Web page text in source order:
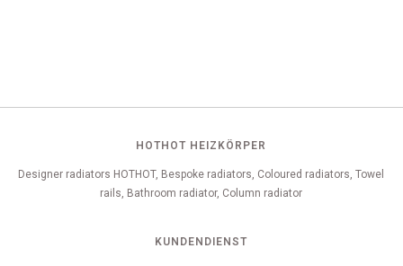
HOTHOT HEIZKÖRPER
Designer radiators HOTHOT, Bespoke radiators, Coloured radiators, Towel
rails, Bathroom radiator, Column radiator
KUNDENDIENST